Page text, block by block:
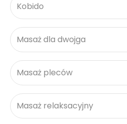
Kobido
Masaż dla dwojga
Masaż pleców
Masaż relaksacyjny